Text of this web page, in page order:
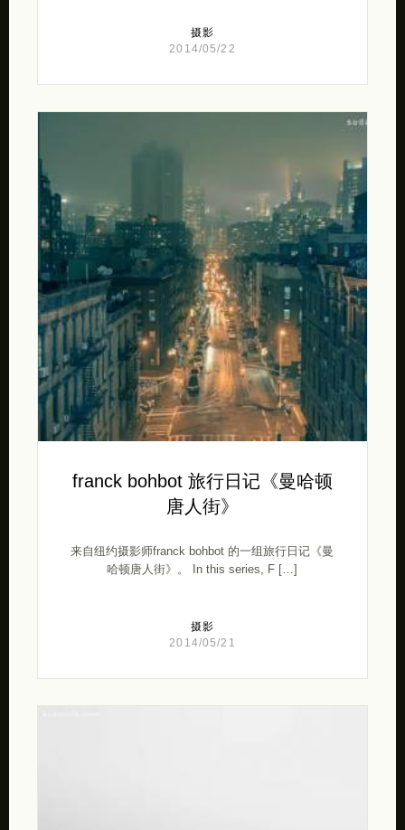
摄影
2014/05/22
franck bohbot 旅行日记《曼哈顿
唐人街》
来自纽约摄影师franck bohbot 的一组旅行日记《曼
哈顿唐人街》。 In this series, F […]
摄影
2014/05/21